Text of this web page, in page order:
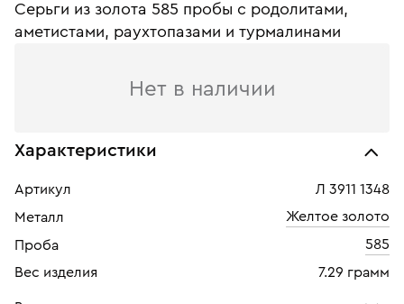
Серьги из золота 585 пробы c родолитами,
аметистами, раухтопазами и турмалинами
Нет в наличии
Характеристики
Артикул
Л 3911 1348
Металл
Желтое золото
Проба
585
Вес изделия
7.29 грамм